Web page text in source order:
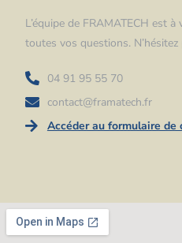
L’équipe de FRAMATECH est
toutes vos questions.
04 91 95 55 70
contact@framatech.fr
Accéder au formulaire de